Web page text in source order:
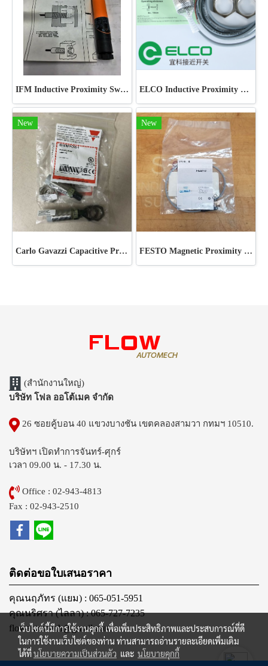
IFM Inductive Proximity Switch and Sensor ELCO Inductive Proximity Sensor
New
Carlo Gavazzi Capacitive Proximity Sensor
New
FESTO Magnetic Proximity Switch
(สำนักงานใหญ่)
บริษัท โฟล ออโต้เมค จำกัด
26 ซอยคู้บอน 40 แขวงบางชัน เขตคลองสามวา กทมฯ 10510.
บริษัทฯ เปิดทำการจันทร์-ศุกร์
เวลา 09.00 น. - 17.30 น.
Office : 02-943-4813
Fax : 02-943-2510
ติดต่อขอใบเสนอราคา
คุณนฤภัทร (แยม) : 065-051-5951
คุณนริศรา (ไลลา) : 065-727-7235
flowautomech@gmail.com
เว็บไซต์นี้มีการใช้งานคุกกี้ เพื่อเพิ่มประสิทธิภาพและประสบการณ์ที่ดี
ในการใช้งานเว็บไซต์ของท่าน ท่านสามารถอ่านรายละเอียดเพิ่มเติม
ได้ที่นโยบายความเป็นส่วนตัว และ นโยบายคุกกี้